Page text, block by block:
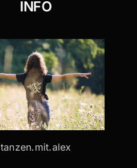
INFO
tanzen.mit.alex